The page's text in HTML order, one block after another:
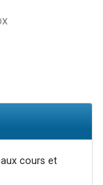
cours et